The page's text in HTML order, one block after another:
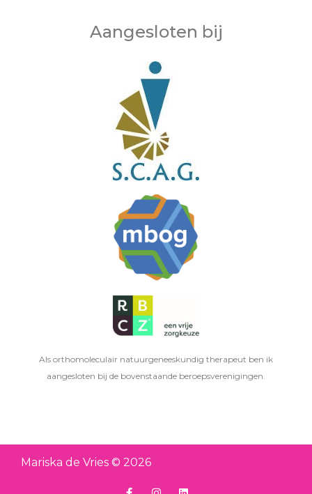
Aangesloten bij
Als orthomoleculair natuurgeneeskundig therapeut ben ik
aangesloten bij de bovenstaande beroepsverenigingen.
Mariska de Vries © 2026